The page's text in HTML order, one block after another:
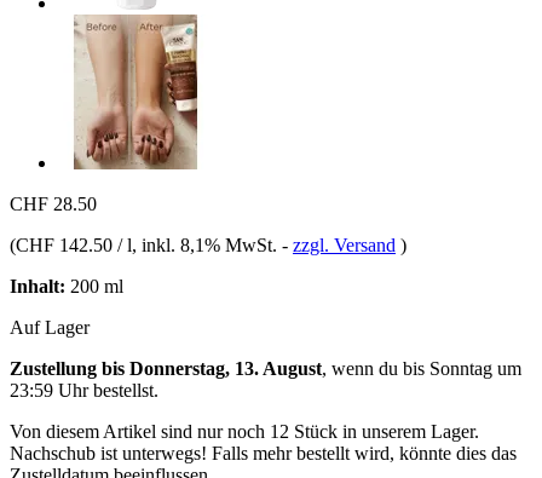
CHF 28.50
(CHF 142.50 / l, inkl. 8,1% MwSt. - zzgl. Versand )
Inhalt: 200 ml
Auf Lager
Zustellung bis Donnerstag, 13. August, wenn du bis Sonntag um
23:59 Uhrbestellst.
Von diesem Artikel sind nur noch 12 Stück in unserem Lager.
Nachschub ist unterwegs! Falls mehr bestellt wird, könnte dies das